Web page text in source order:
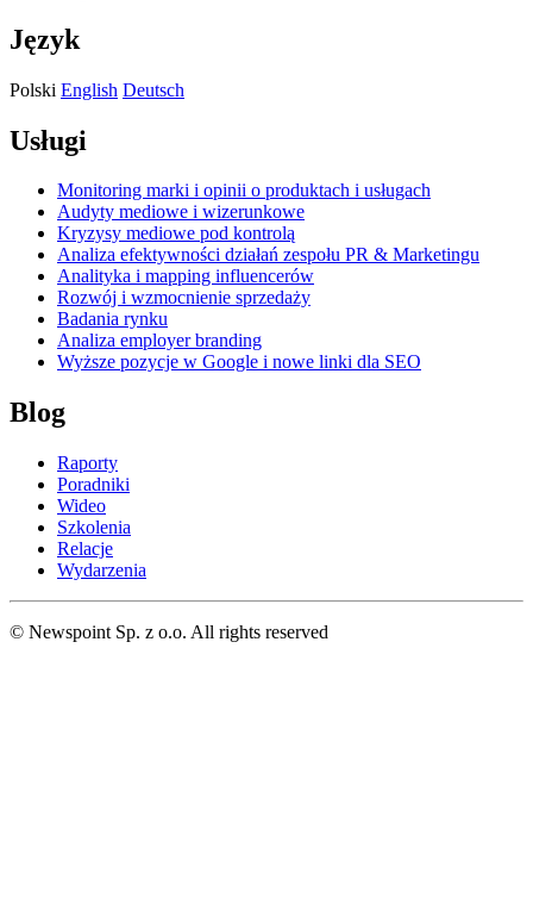
Język
Polski English Deutsch
Usługi
Monitoring marki i opinii o produktach i usługach
Audyty mediowe i wizerunkowe
Kryzysy mediowe pod kontrolą
Analiza efektywności działań zespołu PR & Marketingu
Analityka i mapping influencerów
Rozwój i wzmocnienie sprzedaży
Badania rynku
Analiza employer branding
Wyższe pozycje w Google i nowe linki dla SEO
Blog
Raporty
Poradniki
Wideo
Szkolenia
Relacje
Wydarzenia
© Newspoint Sp. z o.o. All rights reserved